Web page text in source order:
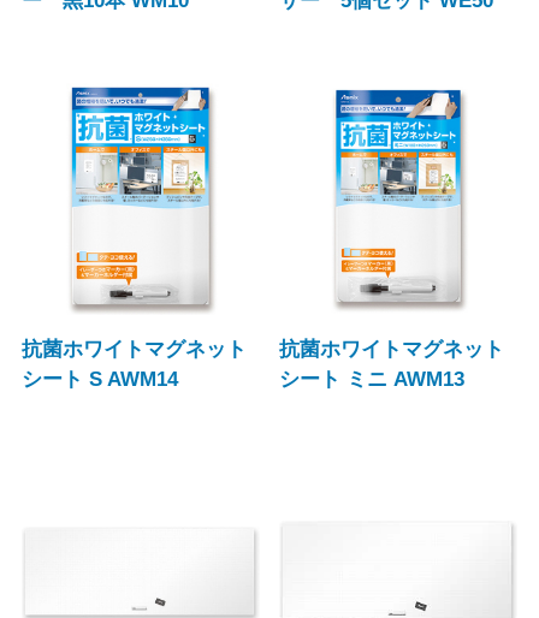
抗菌ホワイトマグネット
シート S AWM14
抗菌ホワイトマグネット
シート ミニ AWM13